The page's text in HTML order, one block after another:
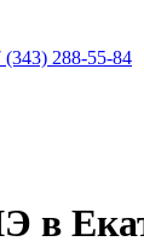
(343) 288-55-84